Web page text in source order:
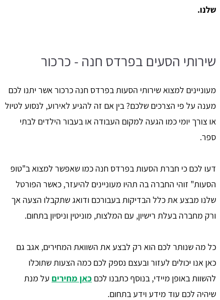
שלנו.
שירותי הסעים בפרדס חנה - כרכור
מעוניינים למצוא שירותי הסעות בפרדס חנה כרכור אשר יתנו לכם
מענה על פי הצרכים שלכם? בין אם זה להגיע לאירוע, לנסוע לטיול
או צורך יומי כמו הגעה למקום העבודה או בעבור הילדים לבתי
ספר.
דעו לכם כי חברת הסעות בפרדס חנה כמו שאפשר למצוא ב"טופ
הסעות" זוהי החברה בה תהיו מעוניינים להיעזר, כאשר הפורטל
שלנו מבצע את כלל הבדיקות בעבורכם ודואג שתקבלו הצעה אך
ורק מחברה בעלת רישיון, עם המלצות, מוניטין וניסיון בתחום.
כל מה שנותר לכם הוא רק לבצע את השוואת המחירים, אגב גם
כאן אנו יכולים לעזור ובעצם נספק לכם כמה הצעות שתוכלו
להשוות באופן מיידי, בנוסף כתבנו לכם כאן מחירים על מנת
שיהיה לכם עוד מידע וידע בתחום.